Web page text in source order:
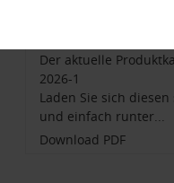
Der aktuelle
2026-1
Laden Sie sich diesen
und einfach runter...
Download PDF